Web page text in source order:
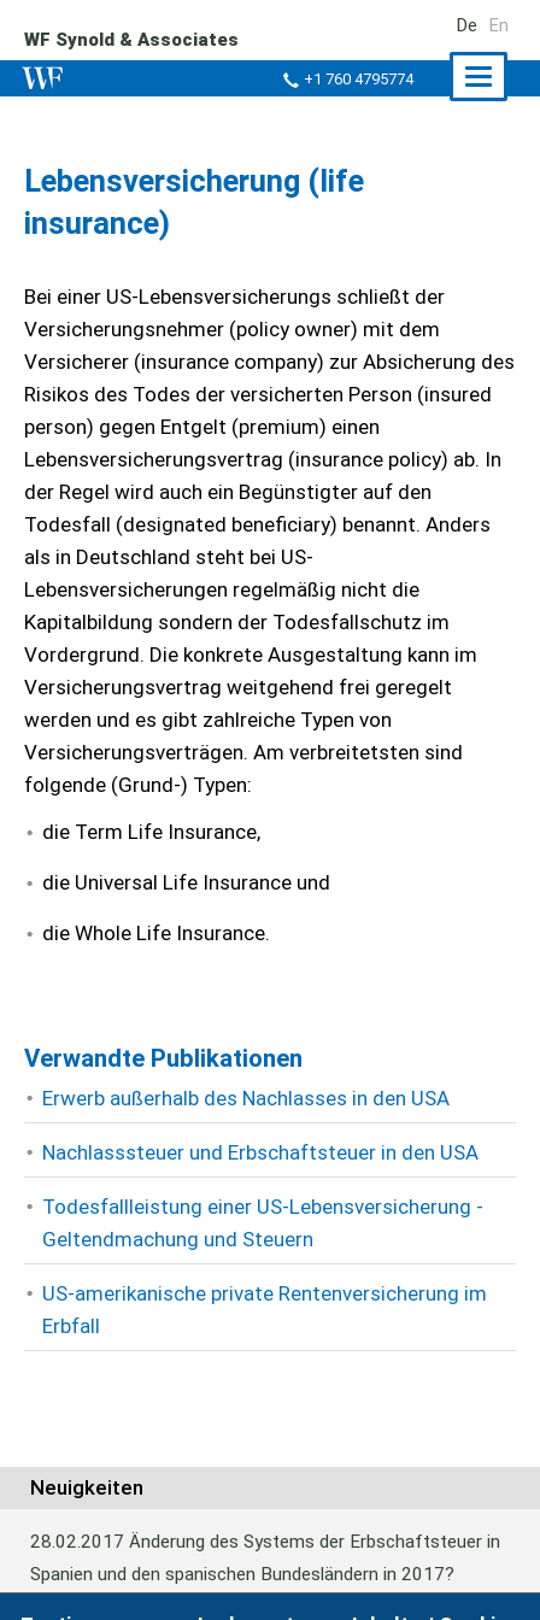
WF Synold & Associates
+1 760 4795774
De En
Lebensversicherung (life
insurance)
Bei einer US-Lebensversicherungs schließt der
Versicherungsnehmer (policy owner) mit dem
Versicherer (insurance company) zur Absicherung des
Risikos des Todes der versicherten Person (insured
person) gegen Entgelt (premium) einen
Lebensversicherungsvertrag (insurance policy) ab. In
der Regel wird auch ein Begünstigter auf den
Todesfall (designated beneficiary) benannt. Anders
als in Deutschland steht bei US-
Lebensversicherungen regelmäßig nicht die
Kapitalbildung sondern der Todesfallschutz im
Vordergrund. Die konkrete Ausgestaltung kann im
Versicherungsvertrag weitgehend frei geregelt
werden und es gibt zahlreiche Typen von
Versicherungsverträgen. Am verbreitetsten sind
folgende (Grund-) Typen:
die Term Life Insurance,
die Universal Life Insurance und
die Whole Life Insurance.
Verwandte Publikationen
Erwerb außerhalb des Nachlasses in den USA
Nachlasssteuer und Erbschaftsteuer in den USA
Todesfallleistung einer US-Lebensversicherung -
Geltendmachung und Steuern
US-amerikanische private Rentenversicherung im
Erbfall
Neuigkeiten
28.02.2017 Änderung des Systems der Erbschaftsteuer in
Spanien und den spanischen Bundesländern in 2017?